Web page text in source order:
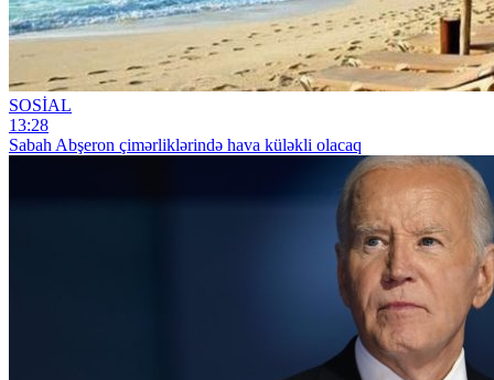
SOSİAL
13:28
Sabah Abşeron çimərliklərində hava küləkli olacaq